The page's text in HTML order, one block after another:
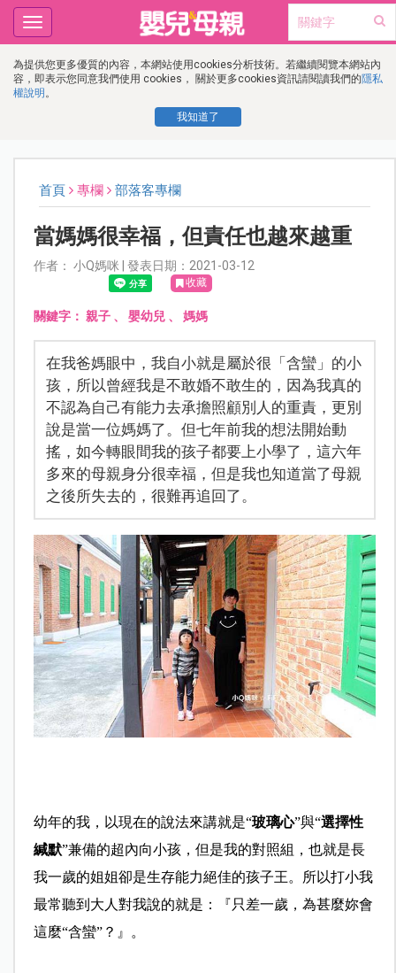
為提供您更多優質的內容，本網站使用cookies分析技術。若繼續閱覽本網站內
容，即表示您同意我們使用 cookies， 關於更多cookies資訊請閱讀我們的隱私
權說明 。
我知道了
Toggle
navigation
首頁 專欄 部落客專欄
當媽媽很幸福，但責任也越來越重
作者： 小Q媽咪 | 發表日期：2021-03-12
收藏
關鍵字： 親子、 嬰幼兒、 媽媽
在我爸媽眼中，我自小就是屬於很「含蠻」的小
孩，所以曾經我是不敢婚不敢生的，因為我真的
不認為自己有能力去承擔照顧別人的重責，更別
說是當一位媽媽了。但七年前我的想法開始動
搖，如今轉眼間我的孩子都要上小學了，這六年
多來的母親身分很幸福，但是我也知道當了母親
之後所失去的，很難再追回了。
幼年的我，以現在的說法來講就是“玻璃心”與“選擇性
緘默”兼備的超內向小孩，但是我的對照組，也就是長
我一歲的姐姐卻是生存能力絕佳的孩子王。所以打小我
最常聽到大人對我說的就是：『只差一歲，為甚麼妳會
這麼“含蠻”？』。